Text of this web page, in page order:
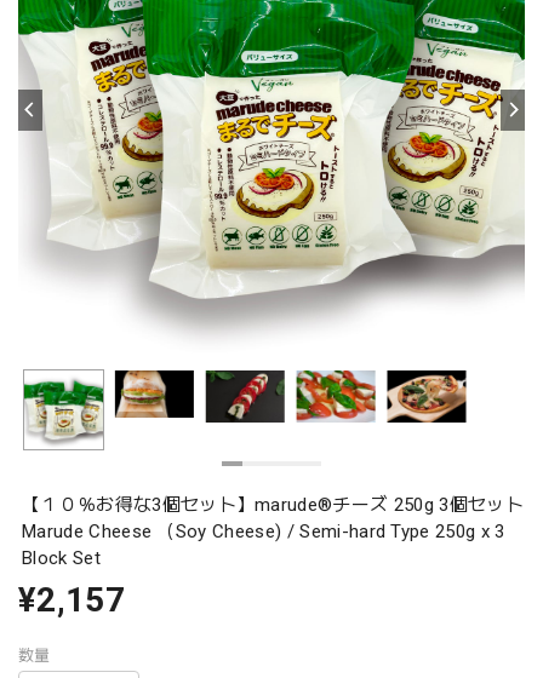
【１０％お得な3個セット】marude®︎チーズ 250g 3個セット
Marude Cheese （Soy Cheese) / Semi-hard Type 250g x 3
Block Set
¥2,157
数量